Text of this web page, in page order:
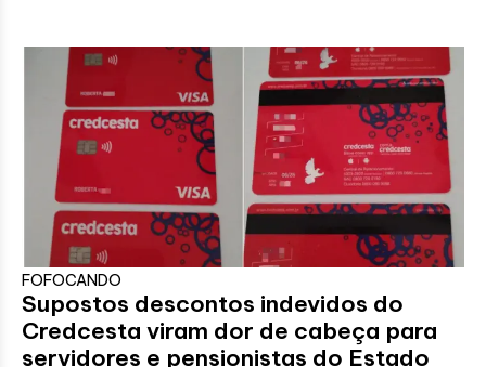
FOFOCANDO
Supostos descontos indevidos do
Credcesta viram dor de cabeça para
servidores e pensionistas do Estado